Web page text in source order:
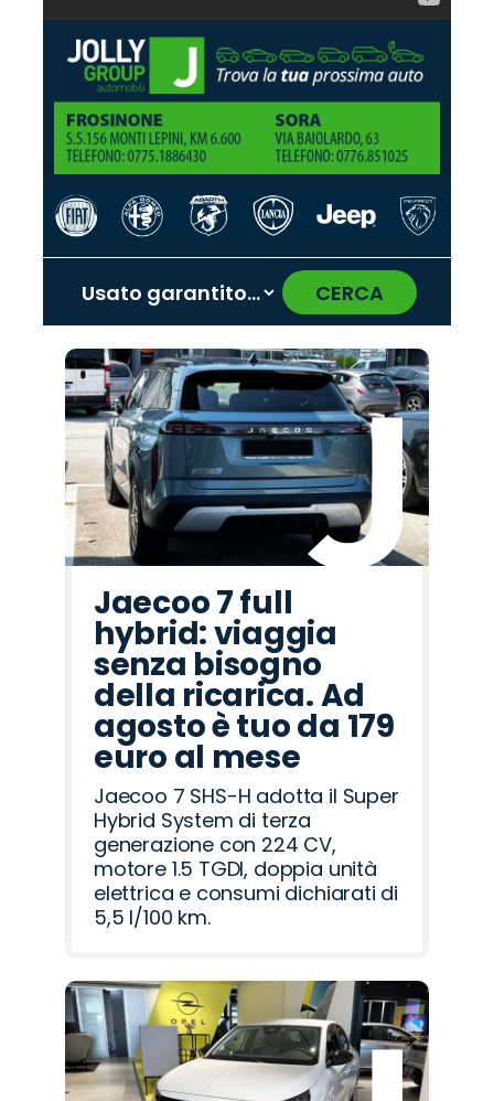
CERCA
Promo
Seat
Promo
Abarth
Promo
Opel
Promo
Mazda
Promo
Peugeot
Promo
Cupra
Promo
Alfa
Romeo
Promo
Jaecoo
Promo
Omoda
Promo
Citroën
Promo
Jeep
Promo
Fiat
Promo
Hyundai
Promo
Lancia
Promo
Land
Rover
‹ ›
Jaecoo 7 full
hybrid: viaggia
senza bisogno
della ricarica. Ad
agosto è tuo da 179
euro al mese
Jaecoo 7 SHS-H adotta il Super
Hybrid System di terza
generazione con 224 CV,
motore 1.5 TGDI, doppia unità
elettrica e consumi dichiarati di
5,5 l/100 km.